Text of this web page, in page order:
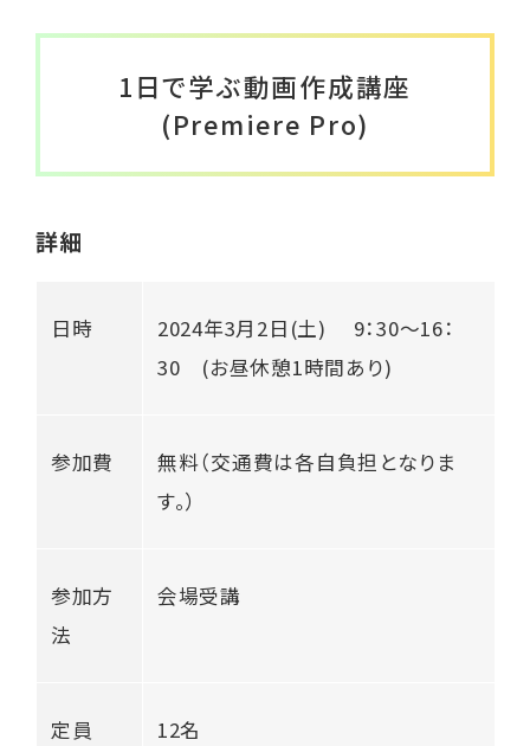
1日で学ぶ動画作成講座
(Premiere Pro)
詳細
日時
2024年3月2日(土) 9：30～16：
30 (お昼休憩1時間あり)
参加費
無料（交通費は各自負担となりま
す。）
参加方
法
会場受講
定員
12名